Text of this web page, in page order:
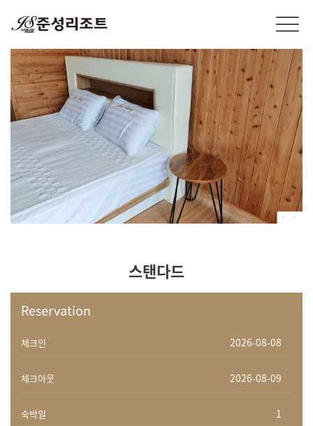
스탠다드
Reservation
체크인
체크아웃
숙박일